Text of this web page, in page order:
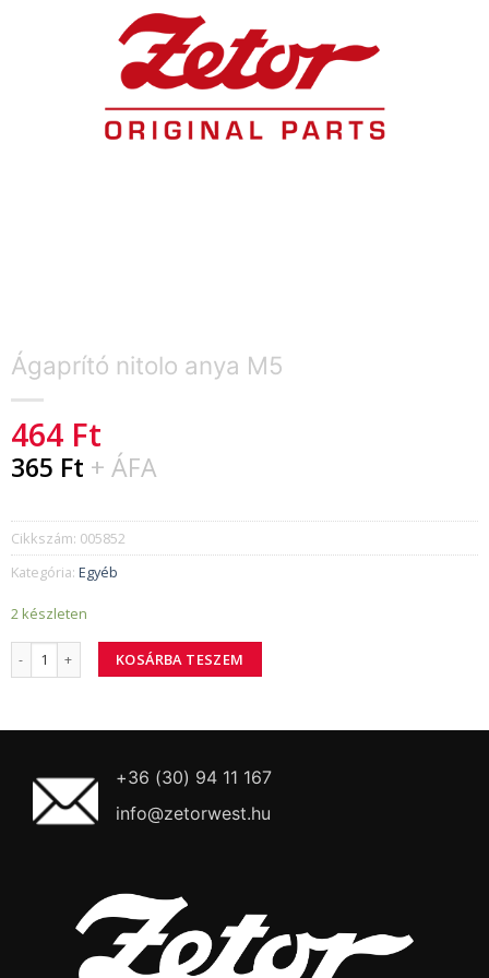
Ágaprító nitolo anya M5
464 Ft
365 Ft + ÁFA
Cikkszám: 005852
Kategória: Egyéb
2 készleten
Ágaprító nitolo anya M5 mennyiség
KOSÁRBA TESZEM
+36 (30) 94 11 167
info@zetorwest.hu